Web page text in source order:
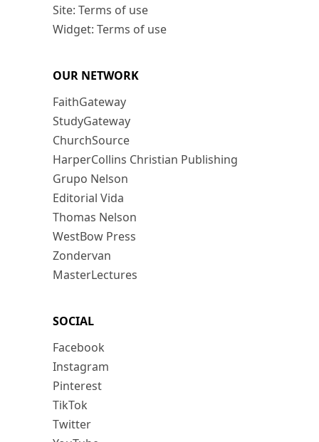
Site: Terms of use
Widget: Terms of use
OUR NETWORK
FaithGateway
StudyGateway
ChurchSource
HarperCollins Christian Publishing
Grupo Nelson
Editorial Vida
Thomas Nelson
WestBow Press
Zondervan
MasterLectures
SOCIAL
Facebook
Instagram
Pinterest
TikTok
Twitter